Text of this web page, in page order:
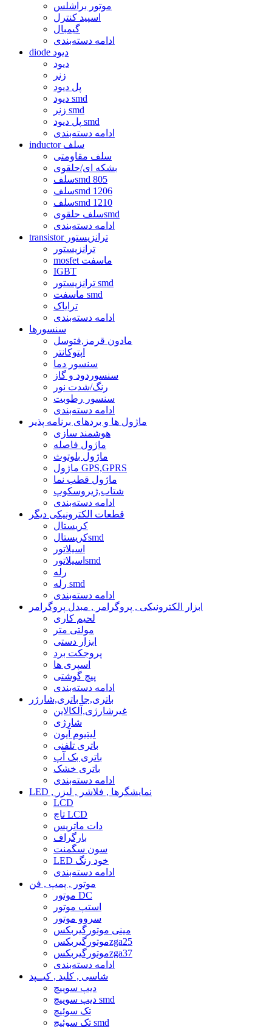
موتور براشلس
اسپید کنترل
گیمبال
ادامه دسته‌بندی
diode دیود
دیود
زنر
پل دیود
دیود smd
زنر smd
پل دیود smd
ادامه دسته‌بندی
inductor سلف
سلف مقاومتی
بشکه ای/حلقوی
سلفsmd 805
سلفsmd 1206
سلفsmd 1210
سلف حلقویsmd
ادامه دسته‌بندی
transistor ترانزیستور
ترانزیستور
mosfet ماسفت
IGBT
ترانزیستور smd
ماسفت smd
ترایاک
ادامه دسته‌بندی
سنسورها
مادون قرمز,فتوسل
اپتوکانتر
سنسور دما
سنسوردود و گاز
رنگ/شدت نور
سنسور رطوبت
ادامه دسته‌بندی
ماژول ها و بردهای برنامه پذیر
هوشمند سازی
ماژول فاصله
ماژول بلوتوث
ماژول GPS,GPRS
ماژول قطب نما
شتاب,ژیروسکوپ
ادامه دسته‌بندی
قطعات الکترونیکی دیگر
کریستال
کریستالsmd
اسیلاتور
اسیلاتورsmd
رله
رله smd
ادامه دسته‌بندی
ابزار الکترونیکی , پروگرامر , مبدل پروگرامر
لحیم کاری
مولتی متر
ابزار دستی
پروجکت برد
اسپری ها
پیچ گوشتی
ادامه دسته‌بندی
باتری,جا باتری,شارژر
غیرشارژی,آلکالاین
شارژی
لیتیوم آیون
باتری تلفنی
باتری بک آپ
باتری خشک
ادامه دسته‌بندی
LED , نمایشگرها , فلاشر , لیزر
LCD
تاچ LCD
دات ماتریس
بارگراف
سون سگمنت
LED خود رنگ
ادامه دسته‌بندی
موتور , پمپ , فن
موتور DC
استپ موتور
سروو موتور
مینی موتورگیربکس
موتورگیربکسzga25
موتورگیربکسzga37
ادامه دسته‌بندی
شاسی , کلید , کیــپد
دیپ سوییچ
دیپ سوییچ smd
تک سوئیچ
تک سوئیچ smd